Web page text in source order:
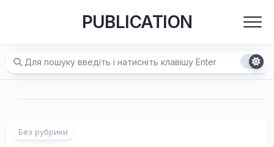
PUBLICATION
Без рубрики